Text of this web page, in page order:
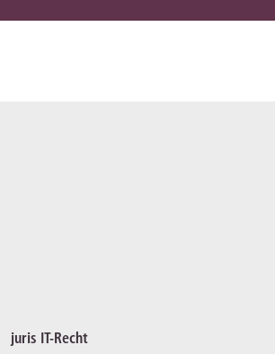
juris IT-Recht